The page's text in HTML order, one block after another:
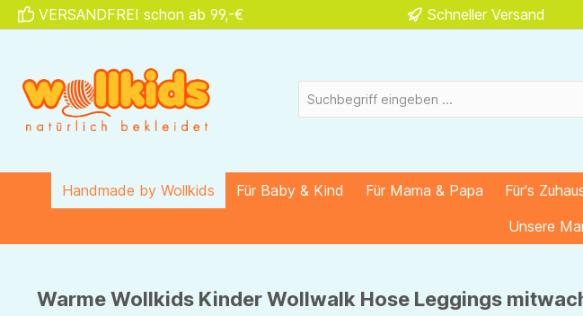
Zur Hauptnavigation springen
VERSANDFREI schon ab 99,-€ Schneller Versand
Handmade by Wollkids Für Baby & Kind Für Mama & Papa Für's
Unsere
Warme Wollkids Kinder Wollwalk Hose Leggings